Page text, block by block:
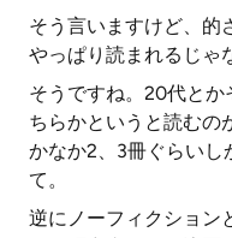
そう言いますけど、的
やっぱり読まれるじゃ
そうですね。20代と
ちらかというと読むの
かなか2、3冊ぐらいし
て。
逆にノーフィクション